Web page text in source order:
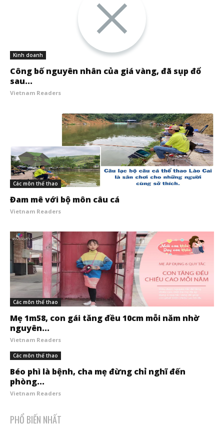
Kinh doanh
Công bố nguyên nhân của giá vàng, đã sụp đổ
sau...
Vietnam Readers
Các môn thể thao
Đam mê với bộ môn câu cá
Vietnam Readers
Các môn thể thao
Mẹ 1m58, con gái tăng đều 10cm mỗi năm nhờ
nguyên...
Vietnam Readers
Các môn thể thao
Béo phì là bệnh, cha mẹ đừng chỉ nghĩ đến
phòng...
Vietnam Readers
PHỔ BIẾN NHẤT